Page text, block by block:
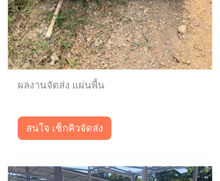
ผลงานจัดส่ง แผ่นพื้น
สนใจ เช็กคิวจัดส่ง